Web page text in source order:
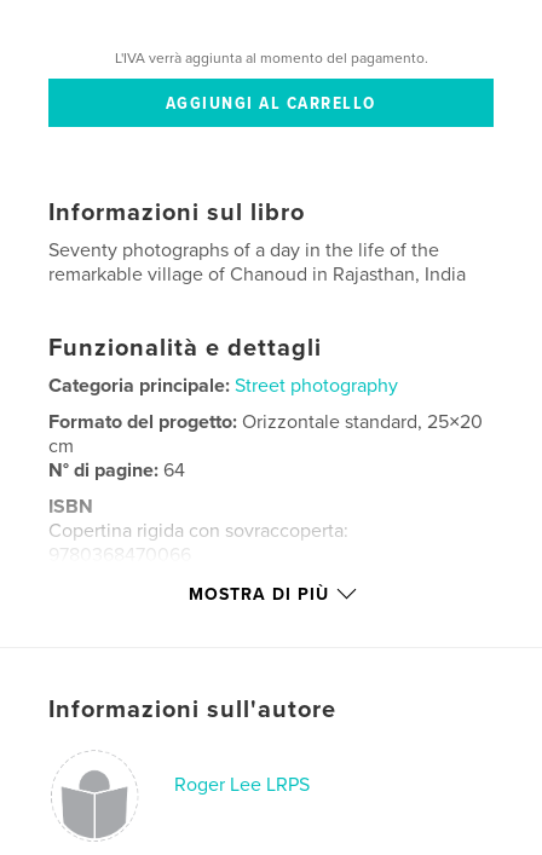
L'IVA verrà aggiunta al momento del pagamento.
Informazioni sul libro
Seventy photographs of a day in the life of the
remarkable village of Chanoud in Rajasthan, India
Funzionalità e dettagli
Categoria principale: Street photography
Formato del progetto:Orizzontale standard, 25×20
cm
N° di pagine:64
ISBN
Copertina rigida con sovraccoperta:
9780368470066
Data di pubblicazione:mar 21, 2019
Chanoud , Rajasthan
MOSTRA DI PIÙ
Informazioni sull'autore
Roger Lee LRPS